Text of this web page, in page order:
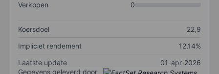
Verkopen
0
Koersdoel
22,9
Impliciet rendement
12,14%
Laatste update
01-apr-2026
Gegevens geleverd door